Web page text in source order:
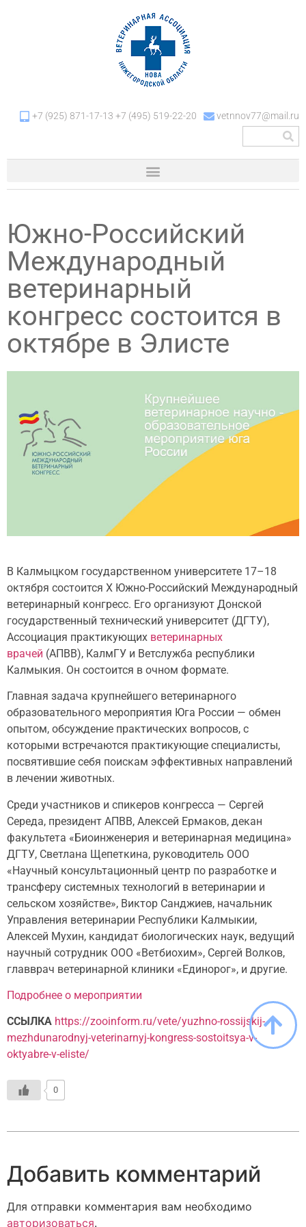
+7 (925) 871-17-13 +7 (495) 519-22-20 vetnnov77@mail.ru
Южно-Российский
Международный
ветеринарный
конгресс состоится в
октябре в Элисте
В Калмыцком государственном университете 17–18
октября состоится X Южно-Российский Международный
ветеринарный конгресс. Его организуют Донской
государственный технический университет (ДГТУ),
Ассоциация практикующих ветеринарных
врачей (АПВВ), КалмГУ и Ветслужба республики
Калмыкия. Он состоится в очном формате.
Главная задача крупнейшего ветеринарного
образовательного мероприятия Юга России — обмен
опытом, обсуждение практических вопросов, с
которыми встречаются практикующие специалисты,
посвятившие себя поискам эффективных направлений
в лечении животных.
Среди участников и спикеров конгресса — Сергей
Середа, президент АПВВ, Алексей Ермаков, декан
факультета «Биоинженерия и ветеринарная медицина»
ДГТУ, Светлана Щепеткина, руководитель ООО
«Научный консультационный центр по разработке и
трансферу системных технологий в ветеринарии и
сельском хозяйстве», Виктор Санджиев, начальник
Управления ветеринарии Республики Калмыкии,
Алексей Мухин, кандидат биологических наук, ведущий
научный сотрудник ООО «Ветбиохим», Сергей Волков,
главврач ветеринарной клиники «Единорог», и другие.
Подробнее о мероприятии
ССЫЛКА https://zooinform.ru/vete/yuzhno-rossijskij-
mezhdunarodnyj-veterinarnyj-kongress-sostoitsya-v-
oktyabre-v-eliste/
0
Добавить комментарий
Для отправки комментария вам необходимо
авторизоваться.